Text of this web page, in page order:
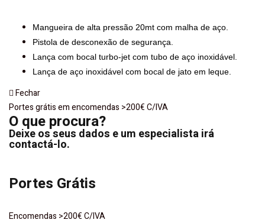
Mangueira de alta pressão 20mt com malha de aço.
Pistola de desconexão de segurança.
Lança com bocal turbo-jet com tubo de aço inoxidável.
Lança de aço inoxidável com bocal de jato em leque.
Fechar
Portes grátis em encomendas >200€ C/IVA
O que procura?
Deixe os seus dados e um especialista irá
contactá-lo.
Portes Grátis
Encomendas >200€ C/IVA